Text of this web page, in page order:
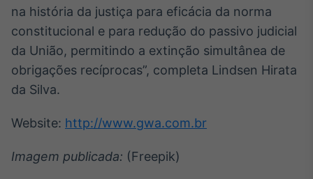
na história da justiça para eficácia da norma
constitucional e para redução do passivo judicial
da União, permitindo a extinção simultânea de
obrigações recíprocas”, completa Lindsen Hirata
da Silva.
Website: http://www.gwa.com.br
Imagem publicada: (Freepik)